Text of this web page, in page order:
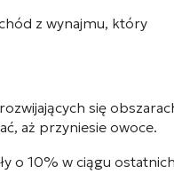
z wynajmu, który
się
aż przyniesie owoce.
o 10% w ciągu ostatnich